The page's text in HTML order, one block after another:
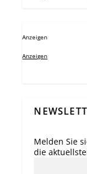
Anzeigen
Anzeigen
Melden Sie
die